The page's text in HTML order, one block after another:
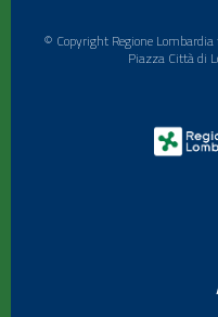
© Copyright Regione
Piazza Città di